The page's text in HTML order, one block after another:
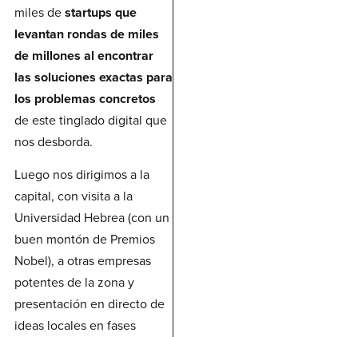
miles destartups que
levantan rondas de miles
de millones al encontrar
las soluciones exactas para
los problemas concretos
de este tinglado digital que
nos desborda.
Luego nos dirigimos a la
capital, con visita a la
Universidad Hebrea (con un
buen montón de Premios
Nobel), a otras empresas
potentes de la zona y
presentación en directo de
ideas locales en fases